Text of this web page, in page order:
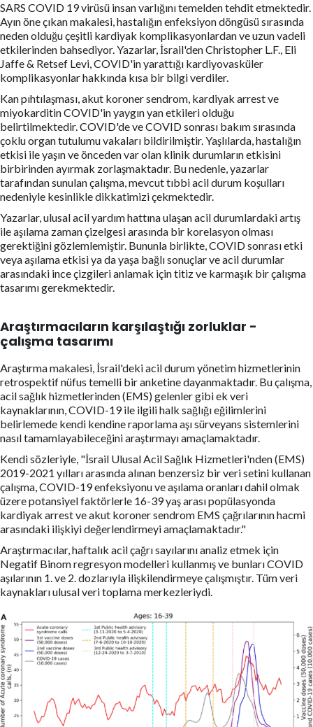
SARS COVID 19 virüsü insan varlığını temelden tehdit etmektedir.
Ayın öne çıkan makalesi, hastalığın enfeksiyon döngüsü sırasında
neden olduğu çeşitli kardiyak komplikasyonlardan ve uzun vadeli
etkilerinden bahsediyor. Yazarlar, İsrail'den Christopher L.F., Eli
Jaffe & Retsef Levi, COVID'in yarattığı kardiyovasküler
komplikasyonlar hakkında kısa bir bilgi verdiler.
Kan pıhtılaşması, akut koroner sendrom, kardiyak arrest ve
miyokarditin COVID'in yaygın yan etkileri olduğu
belirtilmektedir. COVID'de ve COVID sonrası bakım sırasında
çoklu organ tutulumu vakaları bildirilmiştir. Yaşlılarda, hastalığın
etkisi ile yaşın ve önceden var olan klinik durumların etkisini
birbirinden ayırmak zorlaşmaktadır. Bu nedenle, yazarlar
tarafından sunulan çalışma, mevcut tıbbi acil durum koşulları
nedeniyle kesinlikle dikkatimizi çekmektedir.
Yazarlar, ulusal acil yardım hattına ulaşan acil durumlardaki artış
ile aşılama zaman çizelgesi arasında bir korelasyon olması
gerektiğini gözlemlemiştir. Bununla birlikte, COVID sonrası etki
veya aşılama etkisi ya da yaşa bağlı sonuçlar ve acil durumlar
arasındaki ince çizgileri anlamak için titiz ve karmaşık bir çalışma
tasarımı gerekmektedir.
Araştırmacıların karşılaştığı zorluklar -
çalışma tasarımı
Araştırma makalesi, İsrail'deki acil durum yönetim hizmetlerinin
retrospektif nüfus temelli bir anketine dayanmaktadır. Bu çalışma,
acil sağlık hizmetlerinden (EMS) gelenler gibi ek veri
kaynaklarının, COVID-19 ile ilgili halk sağlığı eğilimlerini
belirlemede kendi kendine raporlama aşı sürveyans sistemlerini
nasıl tamamlayabileceğini araştırmayı amaçlamaktadır.
Kendi sözleriyle, "İsrail Ulusal Acil Sağlık Hizmetleri'nden (EMS)
2019-2021 yılları arasında alınan benzersiz bir veri setini kullanan
çalışma, COVID-19 enfeksiyonu ve aşılama oranları dahil olmak
üzere potansiyel faktörlerle 16-39 yaş arası popülasyonda
kardiyak arrest ve akut koroner sendrom EMS çağrılarının hacmi
arasındaki ilişkiyi değerlendirmeyi amaçlamaktadır."
Araştırmacılar, haftalık acil çağrı sayılarını analiz etmek için
Negatif Binom regresyon modelleri kullanmış ve bunları COVID
aşılarının 1. ve 2. dozlarıyla ilişkilendirmeye çalışmıştır. Tüm veri
kaynakları ulusal veri toplama merkezleriydi.